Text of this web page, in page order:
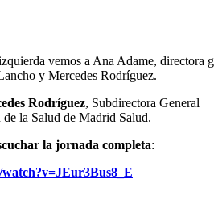
vemos a Ana Adame, directora
y Mercedes Rodríguez.
Rodríguez, Subdirectora General
la Salud de Madrid Salud.
la jornada completa: